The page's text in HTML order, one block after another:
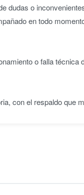
dudas o
en todo
o falla
con el respaldo que